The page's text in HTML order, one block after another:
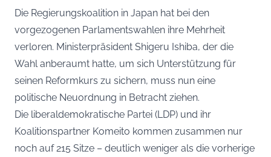
Die Regierungskoalition in Japan hat bei den
vorgezogenen Parlamentswahlen ihre Mehrheit
verloren. Ministerpräsident Shigeru Ishiba, der die
Wahl anberaumt hatte, um sich Unterstützung für
seinen Reformkurs zu sichern, muss nun eine
politische Neuordnung in Betracht ziehen.
Die liberaldemokratische Partei (LDP) und ihr
Koalitionspartner Komeito kommen zusammen nur
noch auf 215 Sitze – deutlich weniger als die vorherige